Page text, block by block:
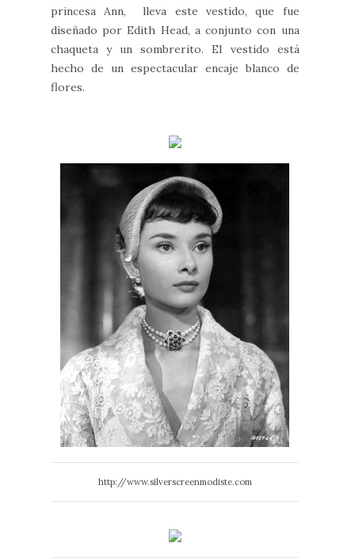
princesa Ann, lleva este vestido, que fue
diseñado por Edith Head, a conjunto con una
chaqueta y un sombrerito. El vestido está
hecho de un espectacular encaje blanco de
flores.
http://www.silverscreenmodiste.com